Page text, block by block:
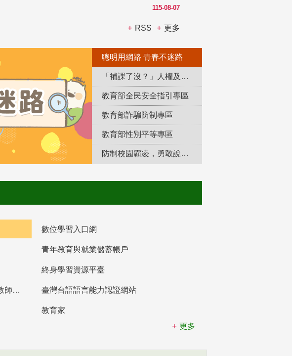
115-08-07
RSS 更多
聰明用網路 青春不迷路
「補課了沒？」人權及轉型正義教育專區
教育部全民安全指引專區
教育部詐騙防制專區
教育部性別平等專區
防制校園霸凌，勇敢說出來！
數位學習入口網
青年教育與就業儲蓄帳戶
終身學習資源平臺
教育部高中等以下學校及幼兒園教師資格檢定考試 臺灣台語語言能力認證網站
教育家
更多